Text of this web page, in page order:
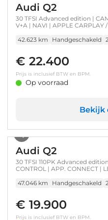
Audi Q2
30 TFSI Advanced edition |
V+A | NAVI | APPLE CARPLAY
42.623 km
Handgeschakeld
€ 22.400
Prijs is inclusief BTW en BPM.
Op voorraad
Bekijk
Audi Q2
30 TFSI 110PK Advanced
CONTROL | APP. CONNECT |
47.046 km
Handgeschakeld
€ 19.900
Prijs is inclusief BTW en BPM.